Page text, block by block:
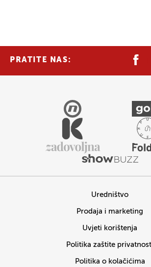
PRATITE NAS:
Uredništvo
Prodaja i marketing
Uvjeti korištenja
Politika zaštite
Politika o kolačićima